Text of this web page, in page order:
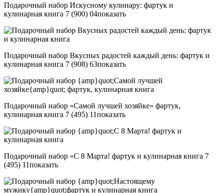
Подарочный набор Искусному кулинару: фартук и
кулинарная книга 7 (900) 04показать
Подарочный набор Вкусных радостей каждый день: фартук и
кулинарная книга 7 (908) 63показать
Подарочный набор «Самой лучшей хозяйке» фартук,
кулинарная книга 7 (495) 11показать
Подарочный набор «С 8 Марта! фартук и кулинарная книга 7
(495) 11показать